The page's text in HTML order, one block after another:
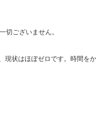
切ございません。
現状はほぼゼロです。時間を